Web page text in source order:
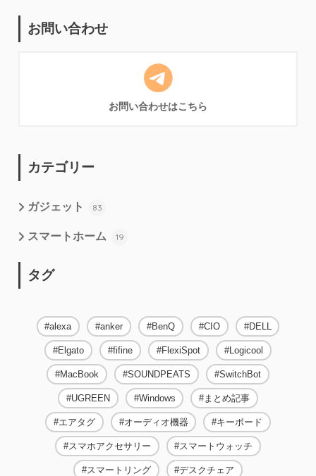
お問い合わせ
お問い合わせはこちら
カテゴリー
ガジェット 83
スマートホーム 19
タグ
alexa anker BenQ CIO DELL
Elgato fifine FlexiSpot Logicool
MacBook SOUNDPEATS SwitchBot
UGREEN Windows まとめ記事
エアタグ オーディオ機器 キーボード
スマホアクセサリー スマートウォッチ
スマートリング デスクチェア